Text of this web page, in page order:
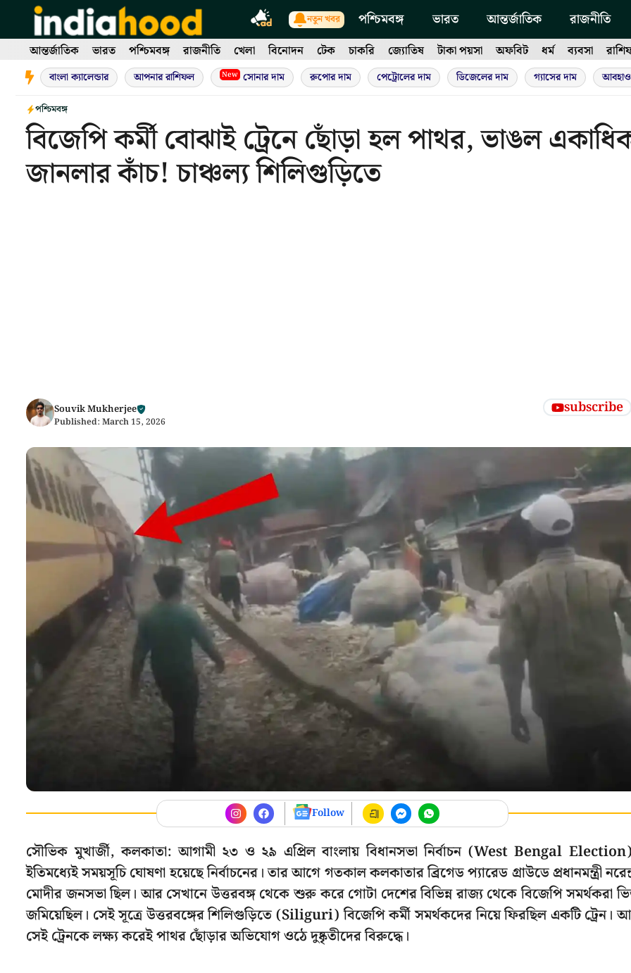
content
নতুন খবর পশ্চিমবঙ্গ ভারত আন্তর্জাতিক রাজনীতি
আন্তর্জাতিক ভারত পশ্চিমবঙ্গ রাজনীতি খেলা বিনোদন টেক চাকরি জ্যোতিষ টাকা পয়সা অফবিট ধর্ম ব্যবসা
বাংলা ক্যালেন্ডার আপনার রাশিফল New সোনার দাম রুপোর দাম পেট্রোলের দাম ডিজেলের দাম গ্যাসের দাম
পশ্চিমবঙ্গ
বিজেপি কর্মী বোঝাই ট্রেনে ছোঁড়া হল পাথর, ভাঙল
জানলার কাঁচ! চাঞ্চল্য শিলিগুড়িতে
Souvik Mukherjee
Published: March 15, 2026
subscribe
Follow
সৌভিক মুখার্জী, কলকাতা: আগামী ২৩ ও ২৯ এপ্রিল বাংলায় বিধানসভা নির্বাচন (West Bengal
ইতিমধ্যেই সময়সূচি ঘোষণা হয়েছে নির্বাচনের। তার আগে গতকাল কলকাতার ব্রিগেড প্যারেড গ্রাউডে প্রধানমন্ত্রী
মোদীর জনসভা ছিল। আর সেখানে উত্তরবঙ্গ থেকে শুরু করে গোটা দেশের বিভিন্ন রাজ্য থেকে বিজেপি সমর্থকরা
জমিয়েছিল। সেই সূত্রে উত্তরবঙ্গের শিলিগুড়িতে (Siliguri) বিজেপি কর্মী সমর্থকদের নিয়ে ফিরছিল একটি ট্রেন।
সেই ট্রেনকে লক্ষ্য করেই পাথর ছোঁড়ার অভিযোগ ওঠে দুষ্কৃতীদের বিরুদ্ধে।